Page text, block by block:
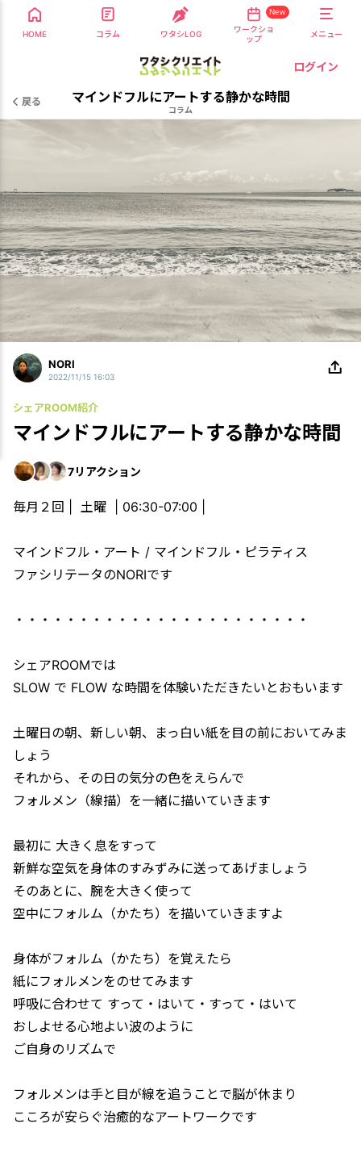
HOME コラム ワタシLOG
New
ワークショ
ップ
メニュー
ログイン
戻る マインドフルにアートする静かな時間
コラム
NORI
2022/11/15 16:03
シェアROOM紹介
マインドフルにアートする静かな時間
7リアクション
毎月２回 | 土曜 | 06:30-07:00 |
マインドフル・アート / マインドフル・ピラティス
ファシリテータのNORIです
・・・・・・・・・・・・・・・・・・・・・・・
シェアROOMでは
SLOW で FLOW な時間を体験いただきたいとおもいます
土曜日の朝、新しい朝、まっ白い紙を目の前においてみま
しょう
それから、その日の気分の色をえらんで
フォルメン（線描）を一緒に描いていきます
最初に 大きく息をすって
新鮮な空気を身体のすみずみに送ってあげましょう
そのあとに、腕を大きく使って
空中にフォルム（かたち）を描いていきますよ
身体がフォルム（かたち）を覚えたら
紙にフォルメンをのせてみます
呼吸に合わせて すって・はいて・すって・はいて
おしよせる心地よい波のように
ご自身のリズムで
フォルメンは手と目が線を追うことで脳が休まり
こころが安らぐ治癒的なアートワークです